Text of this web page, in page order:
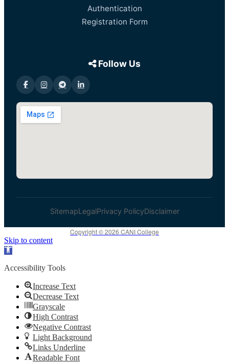
Authentication
Registration Form
Follow Us
SitemapLegalPrivacy PolicyDisclaimer
Copyright © 2026 CANI College
Skip to content
Open toolbar
Accessibility Tools
Increase Text
Decrease Text
Grayscale
High Contrast
Negative Contrast
Light Background
Links Underline
Readable Font